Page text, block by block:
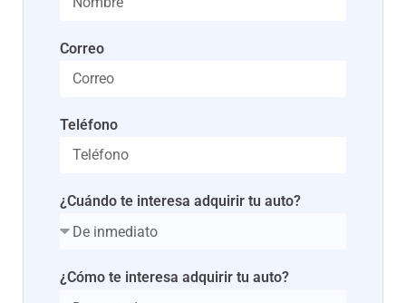
Correo
Teléfono
¿Cuándo te interesa adquirir tu auto?
¿Cómo te interesa adquirir tu auto?